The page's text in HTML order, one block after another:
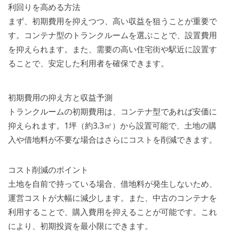
利回りを高める方法
まず、初期費用を抑えつつ、高い収益を狙うことが重要で
す。コンテナ型のトランクルームを選ぶことで、設置費用
を抑えられます。また、需要の高い住宅街や駅近に設置す
ることで、安定した利用者を確保できます。
初期費用の抑え方と収益予測
トランクルームの初期費用は、コンテナ型であれば安価に
抑えられます。1坪（約3.3㎡）から設置可能で、土地の購
入や借地料が不要な場合はさらにコストを削減できます。
コスト削減のポイント
土地を自前で持っている場合、借地料が発生しないため、
運営コストが大幅に減少します。また、中古のコンテナを
利用することで、購入費用を抑えることが可能です。これ
により、初期投資を最小限にできます。